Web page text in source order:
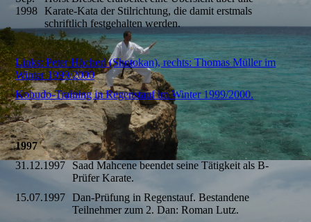
1998
Karate-Kata der Stilrichtung, die damit erstmals
schriftlich festgehalten werden.
Links: Peter Höcherl (Shotokan), rechts: Thomas Müller im
Winter 1999/2000
Kobudo-Training in Regenstauf im Winter 1999/2000.
1997
31.12.1997
Saad Mahcene beendet seine Tätigkeit als B-
Prüfer Karate.
15.07.1997
Dan-Prüfung in Regenstauf. Bestandene
Teilnehmer zum 2. Dan: Roman Lutz.